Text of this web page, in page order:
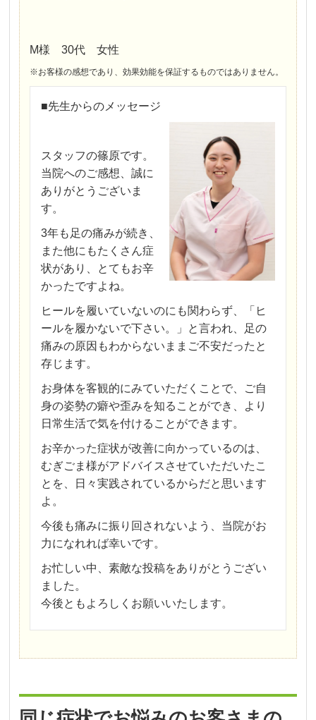
M様 30代 女性
※お客様の感想であり、効果効能を保証するものではありません。
■先生からのメッセージ
スタッフの篠原です。
当院へのご感想、誠に
ありがとうございま
す。
3年も足の痛みが続き、
また他にもたくさん症
状があり、とてもお辛
かったですよね。
ヒールを履いていないのにも関わらず、「ヒ
ールを履かないで下さい。」と言われ、足の
痛みの原因もわからないままご不安だったと
存じます。
お身体を客観的にみていただくことで、ご自
身の姿勢の癖や歪みを知ることができ、より
日常生活で気を付けることができます。
お辛かった症状が改善に向かっているのは、
むぎごま様がアドバイスさせていただいたこ
とを、日々実践されているからだと思います
よ。
今後も痛みに振り回されないよう、当院がお
力になれれば幸いです。
お忙しい中、素敵な投稿をありがとうござい
ました。
今後ともよろしくお願いいたします。